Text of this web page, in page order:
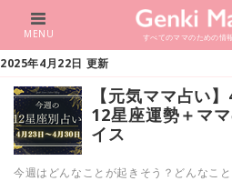
すべてのママのための情
MENU
2025年4月22日 更新
【元気ママ占い
12星座運勢＋マ
イス
今週はどんなことが起きそう？どんなこ